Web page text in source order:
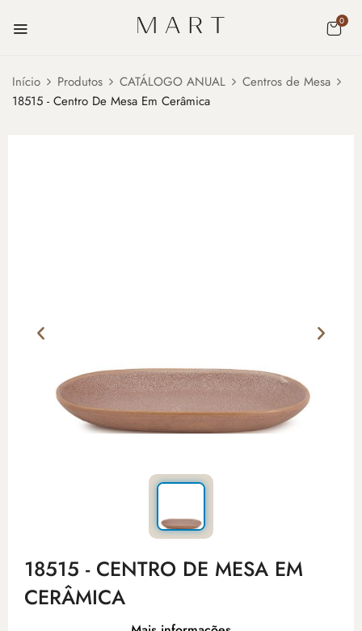
0
Início Produtos CATÁLOGO ANUAL
Centros de Mesa
18515 - Centro De Mesa Em Cerâmica
18515 - CENTRO DE MESA EM
CERÂMICA